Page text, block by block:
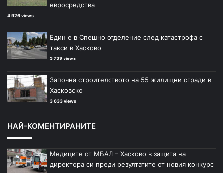
евросредства
4 926 views
Един е в Спешно отделение след катастрофа с
такси в Хасково
3 739 views
Започна строителството на 55 жилищни сгради в
Хасковско
3 633 views
НАЙ-КОМЕНТИРАНИТЕ
Медиците от МБАЛ – Хасково в защита на
директора си преди резултатите от новия конкурс